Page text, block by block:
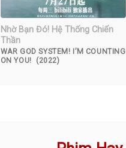
Nhờ Bạn Đó! Hệ Thống Chiến
Thần
WAR GOD SYSTEM! I’M COUNTING
ON YOU! (2022)